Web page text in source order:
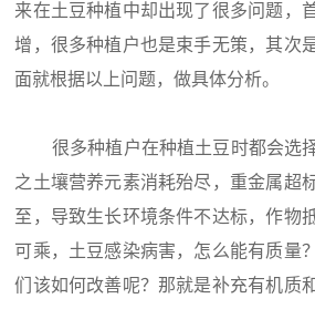
来在土豆种植中却出现了很多问题，
增，很多种植户也是束手无策，其次
面就根据以上问题，做具体分析。
很多种植户在种植土豆时都会选
之土壤营养元素消耗殆尽，重金属超
至，导致生长环境条件不达标，作物
可乘，土豆感染病害，怎么能有质量
们该如何改善呢？那就是补充有机质